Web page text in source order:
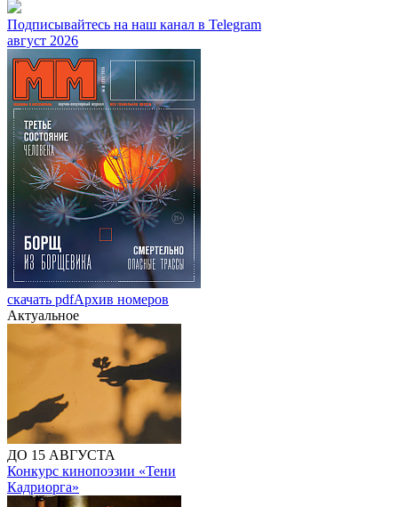
Подписывайтесь на наш канал в Telegram
август 2026
скачать pdfАрхив номеров
Актуальное
ДО 15 АВГУСТА
Конкурс кинопоэзии «Тени
Кадриорга»